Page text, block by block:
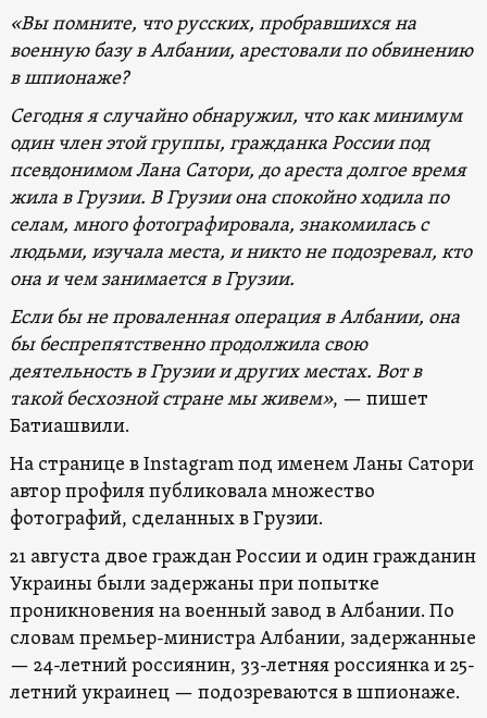
«Вы помните, что русских, пробравшихся на
военную базу в Албании, арестовали по обвинению
в шпионаже?
Сегодня я случайно обнаружил, что как минимум
один член этой группы, гражданка России под
псевдонимом Лана Сатори, до ареста долгое время
жила в Грузии. В Грузии она спокойно ходила по
селам, много фотографировала, знакомилась с
людьми, изучала места, и никто не подозревал, кто
она и чем занимается в Грузии.
Если бы не проваленная операция в Албании, она
бы беспрепятственно продолжила свою
деятельность в Грузии и других местах. Вот в
такой бесхозной стране мы живем», — пишет
Батиашвили.
На странице в Instagram под именем Ланы Сатори
автор профиля публиковала множество
фотографий, сделанных в Грузии.
21 августа двое граждан России и один гражданин
Украины были задержаны при попытке
проникновения на военный завод в Албании. По
словам премьер-министра Албании, задержанные
— 24-летний россиянин, 33-летняя россиянка и 25-
летний украинец — подозреваются в шпионаже.